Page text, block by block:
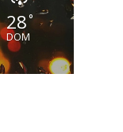
28°
DOM